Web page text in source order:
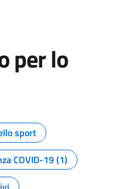
per lo
pagina
sport
COVID-19 (1)